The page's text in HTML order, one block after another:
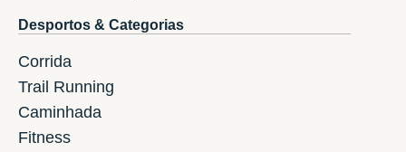
Desportos & Categorias
Corrida
Trail Running
Caminhada
Fitness